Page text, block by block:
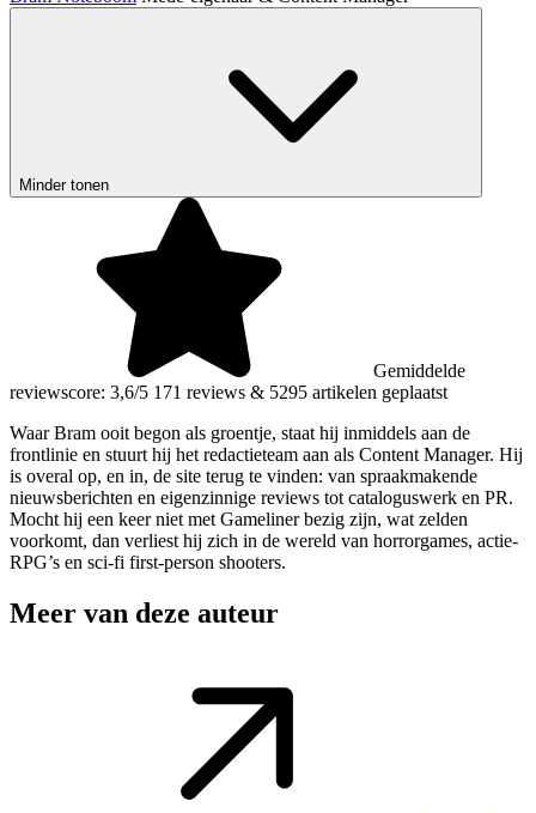
Minder tonen
Gemiddelde
reviewscore: 3,6/5 171 reviews & 5295 artikelen geplaatst
Waar Bram ooit begon als groentje, staat hij inmiddels aan de
frontlinie en stuurt hij het redactieteam aan als Content Manager. Hij
is overal op, en in, de site terug te vinden: van spraakmakende
nieuwsberichten en eigenzinnige reviews tot cataloguswerk en PR.
Mocht hij een keer niet met Gameliner bezig zijn, wat zelden
voorkomt, dan verliest hij zich in de wereld van horrorgames, actie-
RPG’s en sci-fi first-person shooters.
Meer van deze auteur